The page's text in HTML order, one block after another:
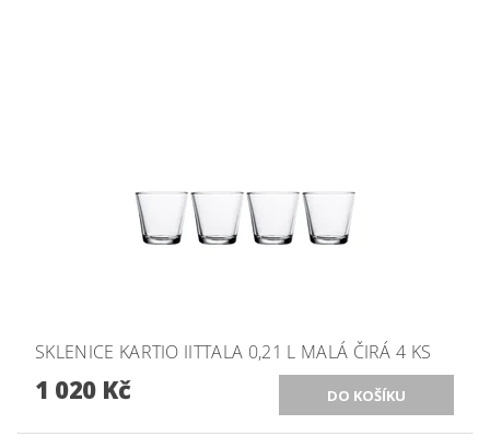
SKLENICE KARTIO IITTALA 0,21 L MALÁ ČIRÁ 4 KS
1 020 Kč